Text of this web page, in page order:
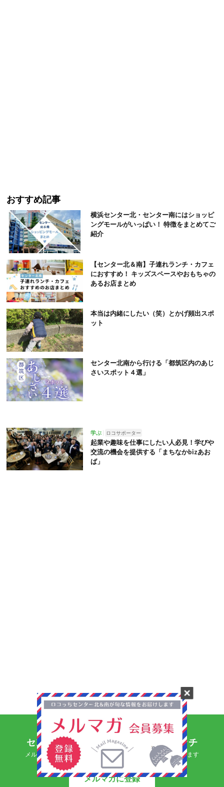
おすすめ記事
横浜センター北・センター南にはショッピ
ングモールがいっぱい！ 特徴をまとめてご
紹介
【センター北＆南】子連れランチ・カフェ
におすすめ！ キッズスペースやおもちゃの
あるお店まとめ
本当は内緒にしたい（笑）とかげ頻出スポ
ット
センター北南から行ける「都筑区内のあじ
さいスポット４選」
学ぶ ロコサポーター
起業や趣味を仕事にしたい人必見！学びや
交流の機会を提供する「まちなかbizあお
ば」
センター北＆南の情報をいち早くキャッチ
メルマガに登録するとセンター北＆南のおすすめ情報が届きます
メルマガに登録